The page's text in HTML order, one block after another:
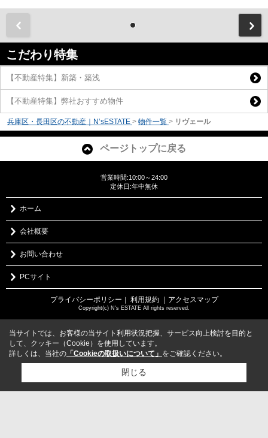
こだわり特集
【不動産特集】新築・築浅
【不動産特集】弊社おすすめ物件
兵庫区・長田区の不動産｜N’sESTATE > 物件一覧 > リヴェール
ページトップに戻る
営業時間:10:00～24:00
定休日:年中無休
ホーム
会社概要
お問い合わせ
PCサイト
プライバシーポリシー 利用規約 ｜アクセスマップ
Copyright(c) N's ESTATE All rights reserved.
当サイトでは、お客様の当サイト利用状況把握、サービス向上検討を目的と
して、クッキー（Cookie）を使用しています。
詳しくは、当社の 「Cookieの取扱いについて」 をご確認ください。
閉じる